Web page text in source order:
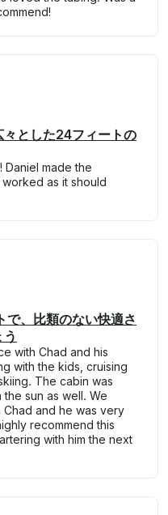
とした24フィートの
made the
as it should
で、比類のない快適さ
with Chad and his
with the kids, cruising
The cabin was
sun as well. We
and he was very
recommend this
with him the next